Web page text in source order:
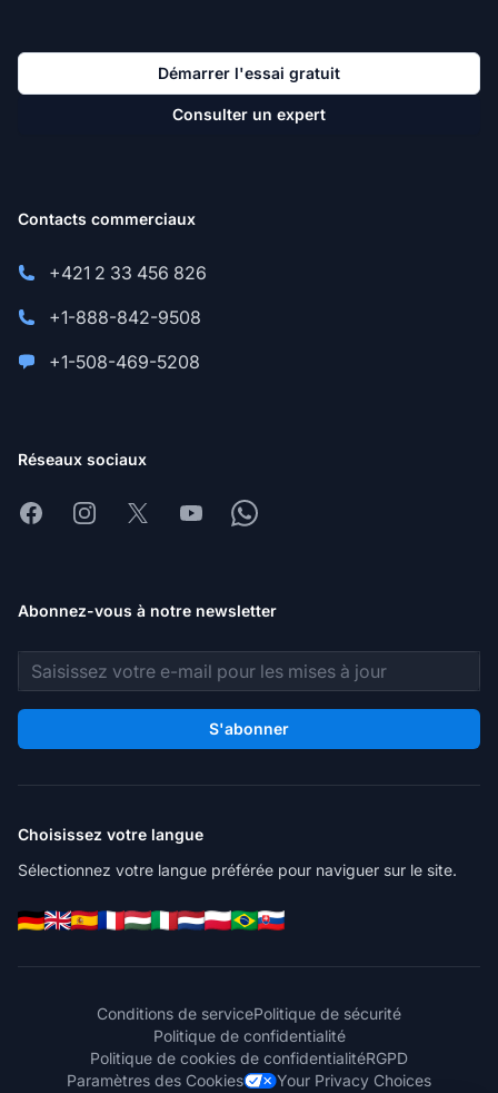
Démarrer l'essai gratuit
Consulter un expert
Contacts commerciaux
+421 2 33 456 826
+1-888-842-9508
+1-508-469-5208
Réseaux sociaux
FacebookInstagram
X YoutubeWhatsapp
Abonnez-vous à notre newsletter
Adresse e-mail
S'abonner
Choisissez votre langue
Sélectionnez votre langue préférée pour naviguer sur le site.
Conditions de servicePolitique de sécurité
Politique de confidentialité
Politique de cookies de confidentialitéRGPD
Paramètres des Cookies
Your Privacy Choices